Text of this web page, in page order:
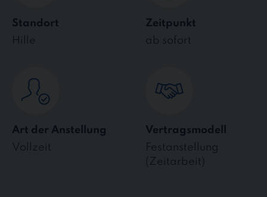
Standort
Hille
Zeitpunkt
ab sofort
Art der Anstellung
Vollzeit
Vertragsmodell
Festanstellung
(Zeitarbeit)